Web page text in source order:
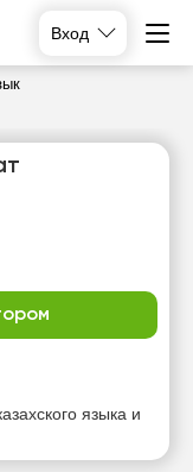
Вход
языка и
Нет